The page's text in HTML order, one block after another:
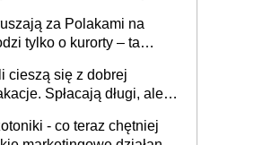
za Polakami na
tylko o kurorty – ta
urlop po cichu
cieszą się z dobrej
Spłacają długi, ale
- co teraz chętniej